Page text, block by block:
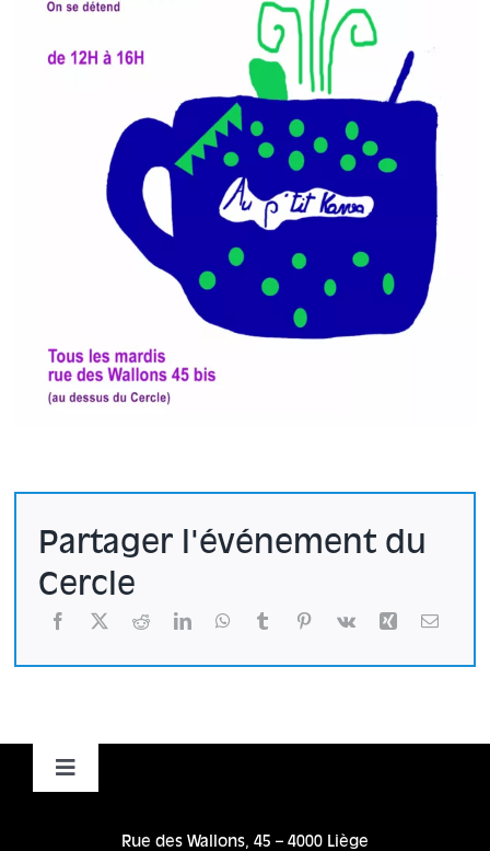
Partager l'événement du
Cercle
Toggle
Rue des Wallons, 45 – 4000 Liège